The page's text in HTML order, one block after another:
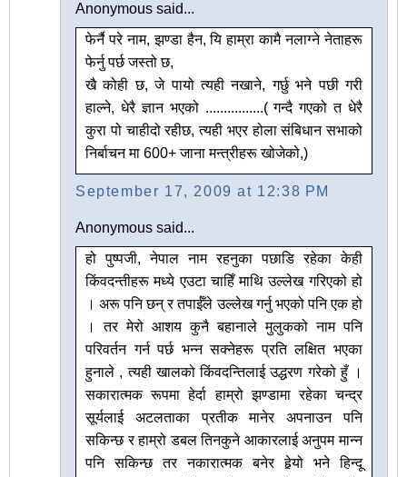
Anonymous said...
फेर्नै परे नाम, झण्डा हैन, यि हाम्रा कामै नलाग्ने नेताहरू
फेर्नु पर्छ जस्तो छ,
खै कोही छ, जे पायो त्यही नखाने, गर्छु भने पछी गरी
हाल्ने, धेरै ज्ञान भएको ................( गन्दै गएको त धेरै
कुरा पो चाहीदो रहीछ, त्यही भएर होला संबिधान सभाको
निर्बाचन मा 600+ जाना मन्त्रीहरू खोजेको,)
September 17, 2009 at 12:38 PM
Anonymous said...
हो पुष्पजी, नेपाल नाम रहनुका पछाडि रहेका केही
किंवदन्तीहरू मध्ये एउटा चाहिँ माथि उल्लेख गरिएको हो
। अरू पनि छन् र तपाईँले उल्लेख गर्नु भएको पनि एक हो
। तर मेरो आशय कुनै बहानाले मुलुकको नाम पनि
परिवर्तन गर्न पर्छ भन्न सक्नेहरू प्रति लक्षित भएका
हुनाले , त्यही खालको किंवदन्तिलाई उद्धरण गरेको हुँ ।
सकारात्मक रूपमा हेर्दा हाम्रो झण्डामा रहेका चन्द्र
सूर्यलाई अटलताका प्रतीक मानेर अपनाउन पनि
सकिन्छ र हाम्रो डबल तिनकुने आकारलाई अनुपम मान्न
पनि सकिन्छ तर नकारात्मक बनेर हेर्‍यो भने हिन्दू